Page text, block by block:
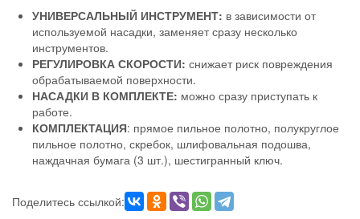
УНИВЕРСАЛЬНЫЙ ИНСТРУМЕНТ: в зависимости от
используемой насадки, заменяет сразу несколько
инструментов.
РЕГУЛИРОВКА СКОРОСТИ: снижает риск повреждения
обрабатываемой поверхности.
НАСАДКИ В КОМПЛЕКТЕ: можно сразу приступать к
работе.
КОМПЛЕКТАЦИЯ: прямое пильное полотно, полукруглое
пильное полотно, скребок, шлифовальная подошва,
наждачная бумага (3 шт.), шестигранный ключ.
Поделитесь ссылкой: